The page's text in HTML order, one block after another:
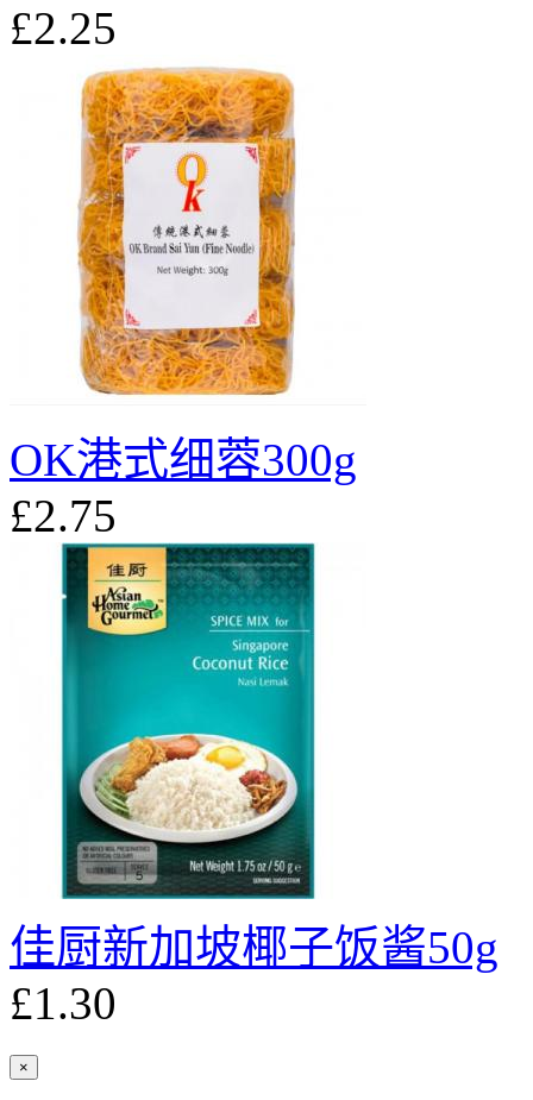
£2.25
OK港式细蓉300g
£2.75
佳厨新加坡椰子饭酱50g
£1.30
×